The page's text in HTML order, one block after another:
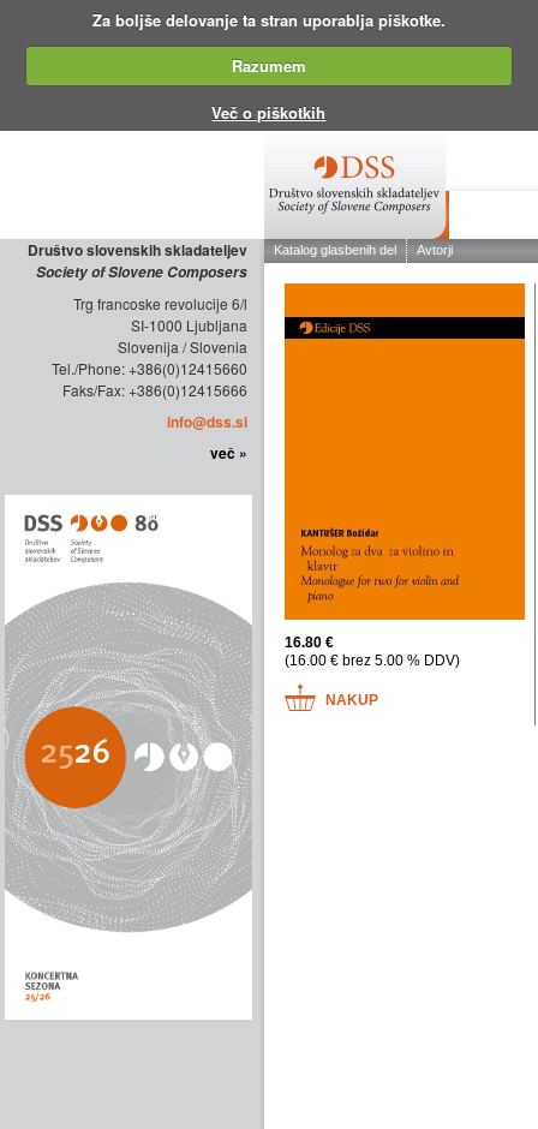
Za boljše delovanje ta stran uporablja piškotke.
Razumem
Več o piškotkih
Društvo slovenskih skladateljev
Society of Slovene Composers
Trg francoske revolucije 6/l
SI-1000 Ljubljana
Slovenija / Slovenia
Tel./Phone: +386(0)12415660
Faks/Fax: +386(0)12415666
info@dss.si
več »